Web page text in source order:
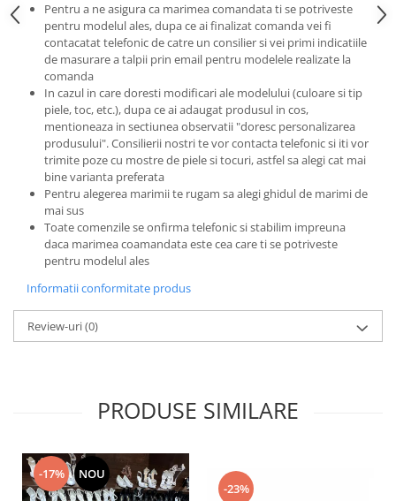
Pentru a ne asigura ca marimea comandata ti se potriveste
pentru modelul ales, dupa ce ai finalizat comanda vei fi
contacatat telefonic de catre un consilier si vei primi indicatiile
de masurare a talpii prin email pentru modelele realizate la
comanda
In cazul in care doresti modificari ale modelului (culoare si tip
piele, toc, etc.), dupa ce ai adaugat produsul in cos,
mentioneaza in sectiunea observatii "doresc personalizarea
produsului". Consilierii nostri te vor contacta telefonic si iti vor
trimite poze cu mostre de piele si tocuri, astfel sa alegi cat mai
bine varianta preferata
Pentru alegerea marimii te rugam sa alegi ghidul de marimi de
mai sus
Toate comenzile se onfirma telefonic si stabilim impreuna
daca marimea coamandata este cea care ti se potriveste
pentru modelul ales
Informatii conformitate produs
Review-uri(0)
PRODUSE SIMILARE
-17% NOU
-23%